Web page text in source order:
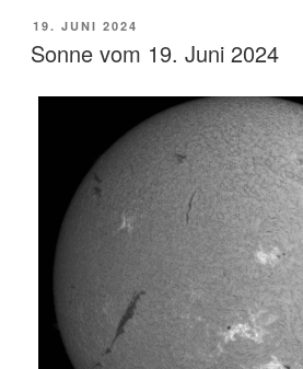
VERÖFFENTLICHT
AM
19. JUNI 2024
Sonne vom 19. Juni 2024